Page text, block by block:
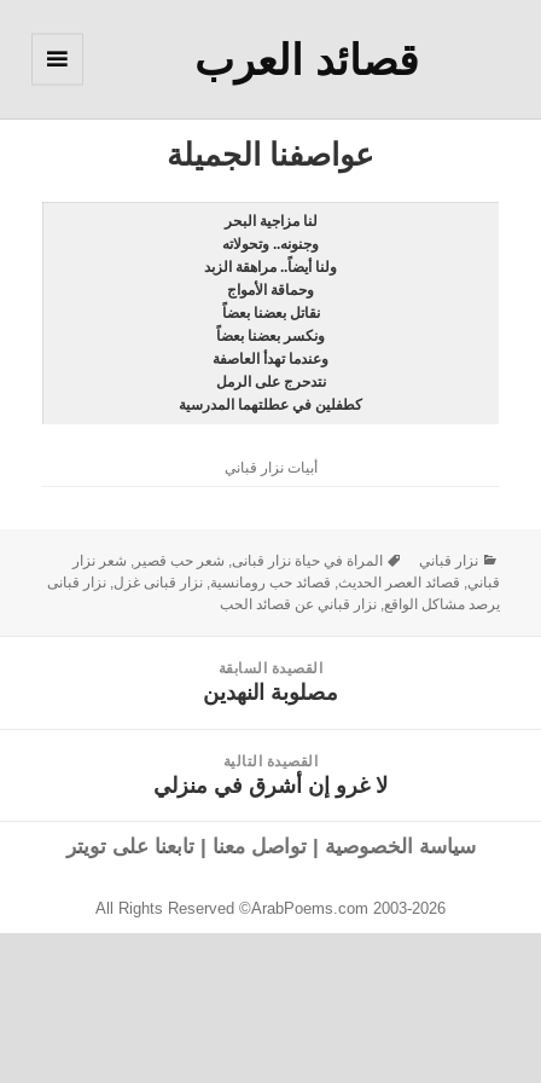
قصائد العرب
عواصفنا الجميلة
لنا مزاجية البحر
وجنونه.. وتحولاته
ولنا أيضاً.. مراهقة الزبد
وحماقة الأمواج
نقاتل بعضنا بعضاً
ونكسر بعضنا بعضاً
وعندما تهدأ العاصفة
نتدحرج على الرمل
كطفلين في عطلتهما المدرسية
أبيات نزار قباني
نزار قباني المراة في حياة نزار قبانى, شعر حب قصير, شعر نزار
قباني, قصائد العصر الحديث, قصائد حب رومانسية,نزار قبانى غزل,نزار قبانى
يرصد مشاكل الواقع,نزار قباني عن قصائد الحب
القصيدة السابقة
مصلوبة النهدين
القصيدة التالية
لا غرو إن أشرق في منزلي
سياسة الخصوصية |تواصل معنا |تابعنا على تويتر
All Rights Reserved ©ArabPoems.com 2003-2026